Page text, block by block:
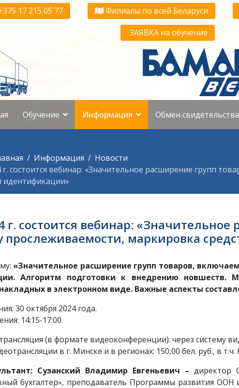
17 215 05 77 Филиалы по всей Беларуси
ЗАЯВКА на обучение
Обучение Информация Обмен свидетельства
Информация
Новости
г. состоится вебинар: «Значительное расширение групп
идентификации»
г. состоится вебинар:
прослеживаемости, маркировка
«Значительное расширение групп товаров,
Алгоритм подготовки к внедрению новшеств.
в электронном виде. Важные аспекты
30 октября 2024 года.
14:15-17:00.
(в формате видеоконференции): через систему
в г. Минске и в регионах: 150,00 бел. руб., в т.ч.
Сузанский Владимир Евгеньевич – директор
бухгалтер», преподаватель Программы развития